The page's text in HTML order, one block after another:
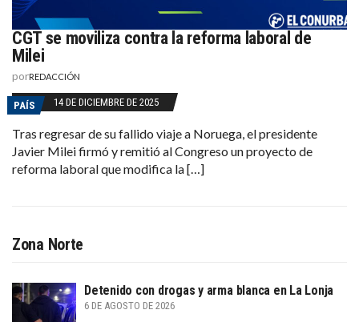
CGT se moviliza contra la reforma laboral de
Milei
porREDACCIÓN
PAÍS 14 DE DICIEMBRE DE 2025
Tras regresar de su fallido viaje a Noruega, el presidente
Javier Milei firmó y remitió al Congreso un proyecto de
reforma laboral que modifica la […]
Zona Norte
Detenido con drogas y arma blanca en La Lonja
6 DE AGOSTO DE 2026